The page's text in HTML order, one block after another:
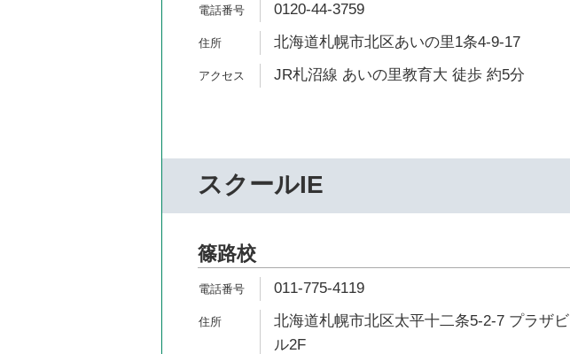
0120-44-3759
北海道札幌市北区あいの里1条4-9-17
JR札沼線 あいの里教育大 徒歩 約5分
スクールIE
篠路校
011-775-4119
北海道札幌市北区太平十二条5-2-7 プラザビ
ル2F